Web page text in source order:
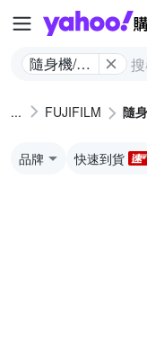
隨身機/類
FUJIFILM 隨
品牌 快速到貨